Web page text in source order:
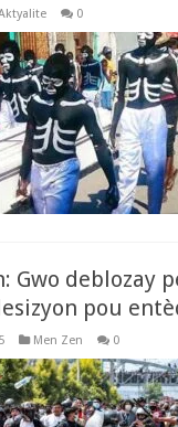
0
Gwo deblozay
pou
Men Zen 0